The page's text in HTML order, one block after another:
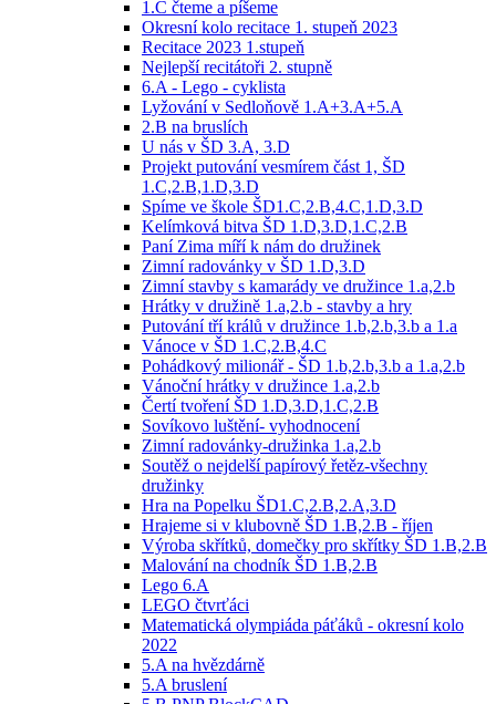
1.C čteme a píšeme
Okresní kolo recitace 1. stupeň 2023
Recitace 2023 1.stupeň
Nejlepší recitátoři 2. stupně
6.A - Lego - cyklista
Lyžování v Sedloňově 1.A+3.A+5.A
2.B na bruslích
U nás v ŠD 3.A, 3.D
Projekt putování vesmírem část 1, ŠD
1.C,2.B,1.D,3.D
Spíme ve škole ŠD1.C,2.B,4.C,1.D,3.D
Kelímková bitva ŠD 1.D,3.D,1.C,2.B
Paní Zima míří k nám do družinek
Zimní radovánky v ŠD 1.D,3.D
Zimní stavby s kamarády ve družince 1.a,2.b
Hrátky v družině 1.a,2.b - stavby a hry
Putování tří králů v družince 1.b,2.b,3.b a 1.a
Vánoce v ŠD 1.C,2.B,4.C
Pohádkový milionář - ŠD 1.b,2.b,3.b a 1.a,2.b
Vánoční hrátky v družince 1.a,2.b
Čertí tvoření ŠD 1.D,3.D,1.C,2.B
Sovíkovo luštění- vyhodnocení
Zimní radovánky-družinka 1.a,2.b
Soutěž o nejdelší papírový řetěz-všechny
družinky
Hra na Popelku ŠD1.C,2.B,2.A,3.D
Hrajeme si v klubovně ŠD 1.B,2.B - říjen
Výroba skřítků, domečky pro skřítky ŠD 1.B,2.B
Malování na chodník ŠD 1.B,2.B
Lego 6.A
LEGO čtvrťáci
Matematická olympiáda páťáků - okresní kolo
2022
5.A na hvězdárně
5.A bruslení